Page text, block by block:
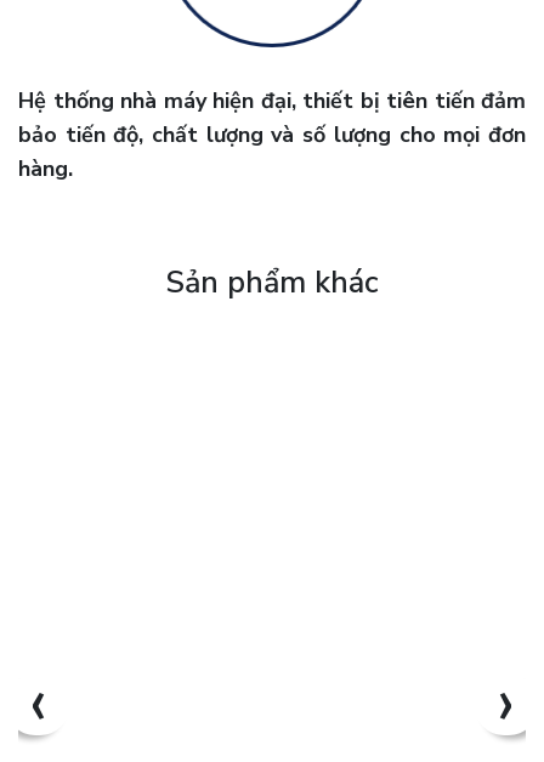
Hệ thống nhà máy hiện đại, thiết bị tiên tiến đảm
bảo tiến độ, chất lượng và số lượng cho mọi đơn
hàng.
Sản phẩm khác
‹ ›